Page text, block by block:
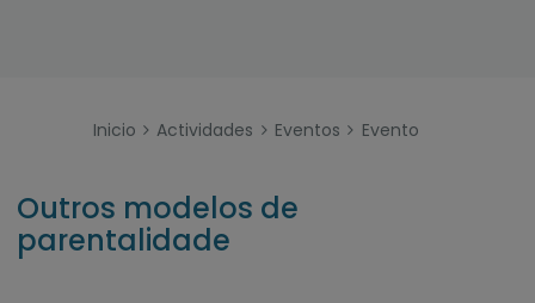
Inicio Actividades Eventos Evento
Outros modelos de
parentalidade